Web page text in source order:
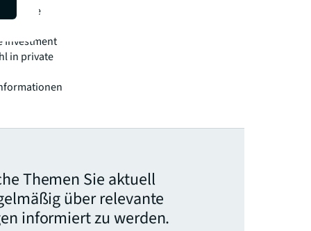
Investment
in private
Themen Sie aktuell
über relevante
informiert zu werden.